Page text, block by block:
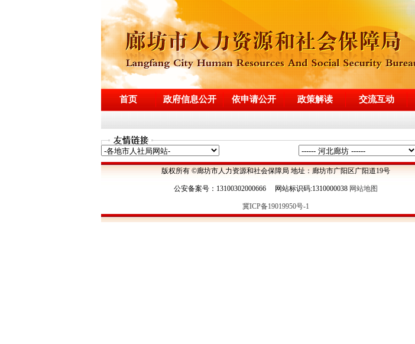
首页 政府信息公开 依申请公开 政策解读 交流互动
版权所有 ©廊坊市人力资源和社会保障局 地址：廊坊市广阳区广阳道19号
公安备案号：13100302000666 网站标识码:1310000038 网站地图
冀ICP备19019950号-1